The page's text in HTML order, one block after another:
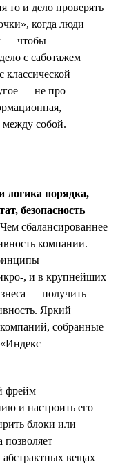
то и дело проверять
когда люди
— чтобы
с саботажем
— не про
между собой.
логика порядка,
безопасность
сбалансированнее
компании.
, и в крупнейших
— получить
Яркий
собранные
фрейм
и настроить его
блоки или
абстрактных вещах